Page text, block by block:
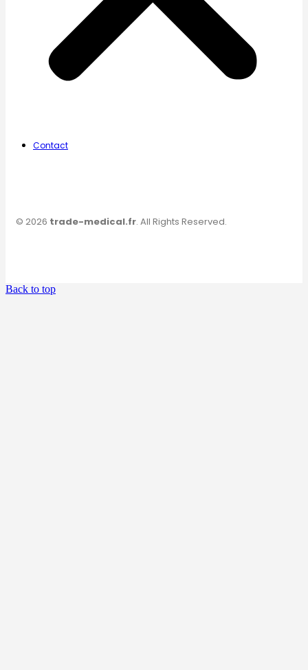
Contact
© 2026 trade-medical.fr. All Rights Reserved.
Back to top